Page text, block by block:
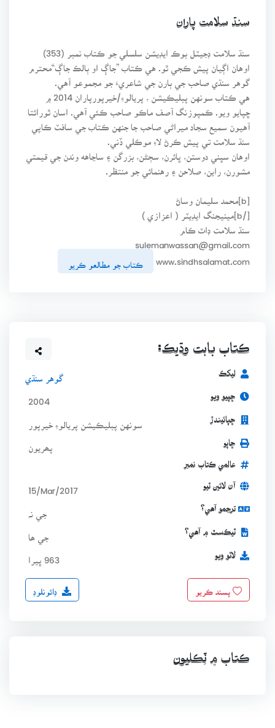
سنڌ سلامت پاران
سنڌ سلامت ڊجيٽل بوڪ ايڊيشن سلسلي جو ڪتاب نمبر (353)
اوهان اڳيان پيش ڪجي ٿو. هي ڪتاب ”جاڳ او ٻالڪ جاڳ“محترم
گوهر سنڌي صاحب جي ٻارن جي شاعريءَ جو مجموعو آهي.
ڇپايو ويو. ڪمپوزنگ آصف ماڪو صاحب ڪئي آهي. اسان ٿورائتا
آهيون سميع سجاد ميراڻي صاحب جا جنهن ڪتاب جي سافٽ ڪاپي
سنڌ سلامت تي پيش ڪرڻ لاءِ موڪلي ڏني.
اوهان سڀني دوستن، ڀائرن، سڄڻن، بزرگن ۽ ساڃاهه وندن جي قيمتي
مشورن، راين، صلاحن ۽ رهنمائي جو منتظر.
[b]محمد سليمان وساڻ
[/b]مينيجنگ ايڊيٽر ( اعزازي )
سنڌ سلامت ڊاٽ ڪام
sulemanwassan@gmail.com
www.sindhsalamat.com
ڪتاب جو مطالعو ڪريو
ڪتاب بابت وڌيڪ:
ليکڪ گوهر سنڌي
ڇپيو ويو 2004
ڇپائيندڙ سونهن پبليڪيشن پريالوءِ خيرپور
ڇاپو
عالمي ڪتاب نمبر
آن لائين ٿيو 15/Mar/2017
ترجمو آھي؟
ٽيڪسٽ ۾ آھي؟ جي ھا
لاٿو ويو 963 ڀيرا
پسند ڪريو ڊائونلوڊ
ڪتاب ۾ ٽِڪليون